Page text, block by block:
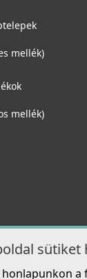
mellék)
mellék)
sütiket
a